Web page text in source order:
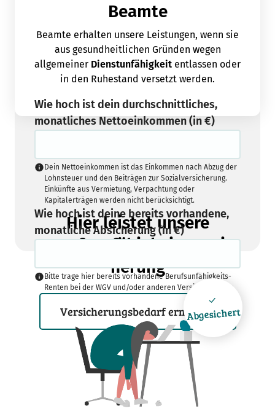
Beamte
Beamte erhalten unsere Leistungen, wenn sie
aus gesundheitlichen Gründen wegen
allgemeiner Dienstunfähigkeit entlassen oder
in den Ruhestand versetzt werden.
Wie hoch ist dein durchschnittliches,
monatliches Nettoeinkommen (in €)
Dein Nettoeinkommen ist das Einkommen nach Abzug der
Lohnsteuer und den Beiträgen zur Sozialversicherung.
Einkünfte aus Vermietung, Verpachtung oder
Kapitalerträgen werden nicht berücksichtigt.
Wie hoch ist deine bereits vorhandene,
monatliche Absicherung (in €)
Bitte trage hier bereits vorhandene Berufsunfähigkeits-
Renten bei der WGV und/oder anderen Versicherern ein.
Versicherungsbedarf ermitteln
Hier leistet unsere
Berufsunfähigkeitsversic
herung
Abgesichert